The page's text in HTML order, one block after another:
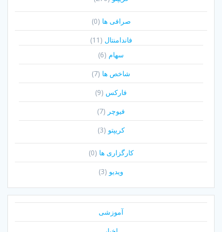
صرافی ها (0)
فاندامنتال (11)
سهام (6)
شاخص ها (7)
فارکس (9)
فیوچر (7)
کریپتو (3)
کارگزاری ها (0)
ویدیو (3)
آموزشی